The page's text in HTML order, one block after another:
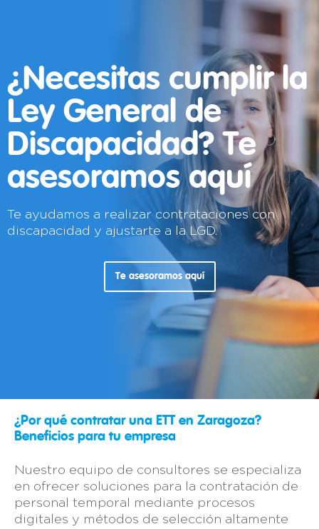
¿Necesitas cumplir la
Ley General de
Discapacidad? Te
asesoramos aquí
Te ayudamos a realizar contrataciones con
discapacidad y ajustarte a la LGD.
Te asesoramos aquí
¿Por qué contratar una ETT en Zaragoza?
Beneficios para tu empresa
Nuestro equipo de consultores se especializa
en ofrecer soluciones para la contratación de
personal temporal mediante procesos
digitales y métodos de selección altamente